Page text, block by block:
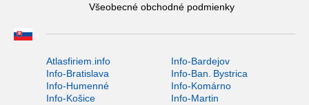
Všeobecné obchodné podmienky
Atlasfiriem.info
Info-Bardejov
Info-Bratislava
Info-Ban. Bystrica
Info-Humenné
Info-Komárno
Info-Košice
Info-Martin